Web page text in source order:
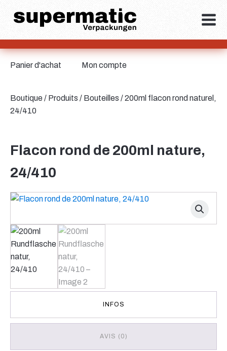
Boutique/ Produits / Bouteilles / 200ml flacon rond naturel,
24/410
Panier d'achat Mon compte
Flacon rond de 200ml nature,
24/410
INFOS
AVIS (0)